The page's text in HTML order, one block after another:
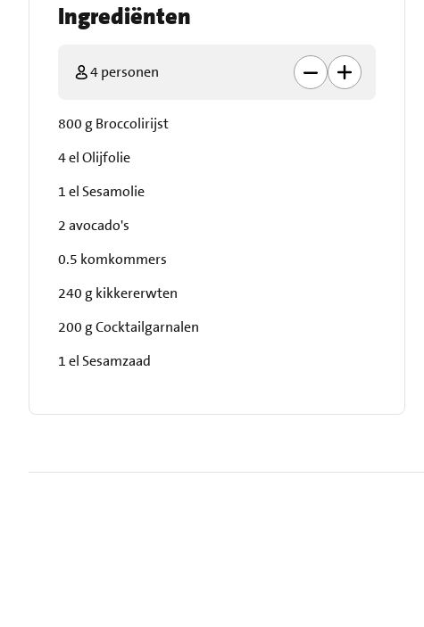
Ingrediënten
4 personen
800 g Broccolirijst
4 el Olijfolie
1 el Sesamolie
2 avocado's
0.5 komkommers
240 g kikkererwten
200 g Cocktailgarnalen
1 el Sesamzaad